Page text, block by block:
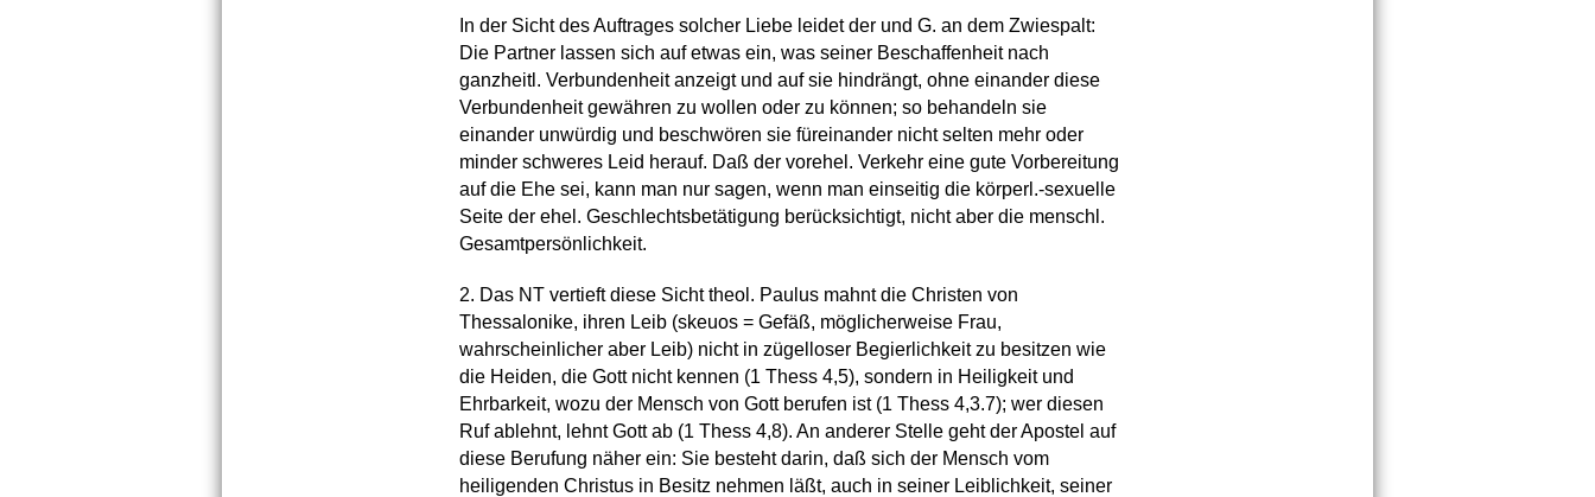
In der Sicht des Auftrages solcher Liebe leidet der und G. an dem Zwiespalt:
Die Partner lassen sich auf etwas ein, was seiner Beschaffenheit nach
ganzheitl. Verbundenheit anzeigt und auf sie hindrängt, ohne einander diese
Verbundenheit gewähren zu wollen oder zu können; so behandeln sie
einander unwürdig und beschwören sie füreinander nicht selten mehr oder
minder schweres Leid herauf. Daß der vorehel. Verkehr eine gute Vorbereitung
auf die Ehe sei, kann man nur sagen, wenn man einseitig die körperl.-sexuelle
Seite der ehel. Geschlechtsbetätigung berücksichtigt, nicht aber die menschl.
Gesamtpersönlichkeit.
2. Das NT vertieft diese Sicht theol. Paulus mahnt die Christen von
Thessalonike, ihren Leib (skeuos = Gefäß, möglicherweise Frau,
wahrscheinlicher aber Leib) nicht in zügelloser Begierlichkeit zu besitzen wie
die Heiden, die Gott nicht kennen (1 Thess 4,5), sondern in Heiligkeit und
Ehrbarkeit, wozu der Mensch von Gott berufen ist (1 Thess 4,3.7); wer diesen
Ruf ablehnt, lehnt Gott ab (1 Thess 4,8). An anderer Stelle geht der Apostel auf
diese Berufung näher ein: Sie besteht darin, daß sich der Mensch vom
heiligenden Christus in Besitz nehmen läßt, auch in seiner Leiblichkeit, seiner